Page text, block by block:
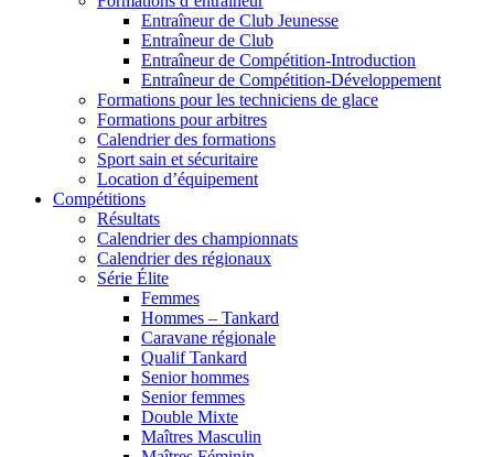
Entraîneur de Club Jeunesse
Entraîneur de Club
Entraîneur de Compétition-Introduction
Entraîneur de Compétition-Développement
Formations pour les techniciens de glace
Formations pour arbitres
Calendrier des formations
Sport sain et sécuritaire
Location d’équipement
Compétitions
Résultats
Calendrier des championnats
Calendrier des régionaux
Série Élite
Femmes
Hommes – Tankard
Caravane régionale
Qualif Tankard
Senior hommes
Senior femmes
Double Mixte
Maîtres Masculin